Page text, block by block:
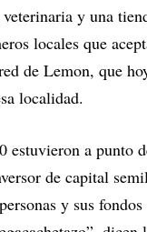
y una
locales que
de Lemon, que
localidad.
estuvieron a punto
de capital
y sus